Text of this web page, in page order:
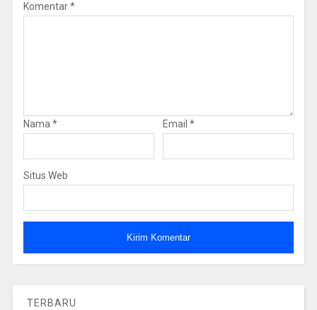
Komentar*
Nama * Email *
Situs Web
TERBARU